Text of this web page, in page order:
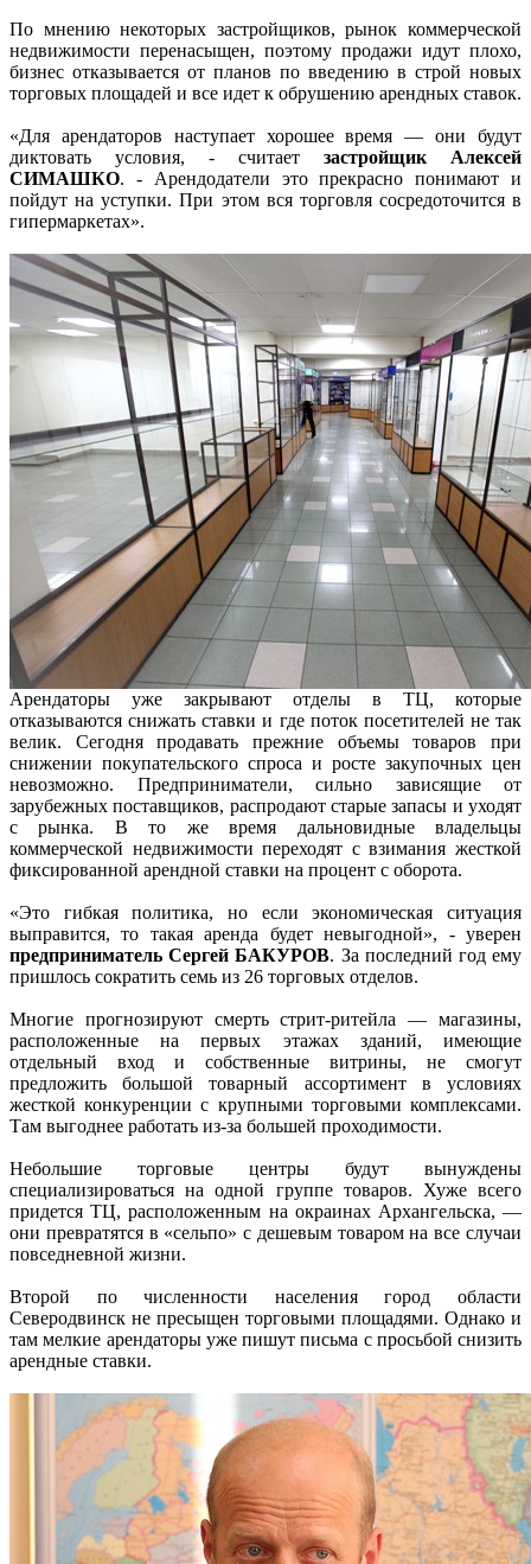
По мнению некоторых застройщиков, рынок коммерческой
недвижимости перенасыщен, поэтому продажи идут плохо,
бизнес отказывается от планов по введению в строй новых
торговых площадей и все идет к обрушению арендных ставок.
«Для арендаторов наступает хорошее время — они будут
диктовать условия, - считает застройщик Алексей
СИМАШКО. - Арендодатели это прекрасно понимают и
пойдут на уступки. При этом вся торговля сосредоточится в
гипермаркетах».
Арендаторы уже закрывают отделы в ТЦ, которые
отказываются снижать ставки и где поток посетителей не так
велик. Сегодня продавать прежние объемы товаров при
снижении покупательского спроса и росте закупочных цен
невозможно. Предприниматели, сильно зависящие от
зарубежных поставщиков, распродают старые запасы и уходят
с рынка. В то же время дальновидные владельцы
коммерческой недвижимости переходят с взимания жесткой
фиксированной арендной ставки на процент с оборота.
«Это гибкая политика, но если экономическая ситуация
выправится, то такая аренда будет невыгодной», - уверен
предприниматель Сергей БАКУРОВ. За последний год ему
пришлось сократить семь из 26 торговых отделов.
Многие прогнозируют смерть стрит-ритейла — магазины,
расположенные на первых этажах зданий, имеющие
отдельный вход и собственные витрины, не смогут
предложить большой товарный ассортимент в условиях
жесткой конкуренции с крупными торговыми комплексами.
Там выгоднее работать из-за большей проходимости.
Небольшие торговые центры будут вынуждены
специализироваться на одной группе товаров. Хуже всего
придется ТЦ, расположенным на окраинах Архангельска, —
они превратятся в «сельпо» с дешевым товаром на все случаи
повседневной жизни.
Второй по численности населения город области
Северодвинск не пресыщен торговыми площадями. Однако и
там мелкие арендаторы уже пишут письма с просьбой снизить
арендные ставки.